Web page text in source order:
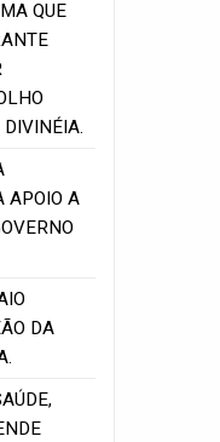
QUE
DIVINÉIA.
APOIO A
DA